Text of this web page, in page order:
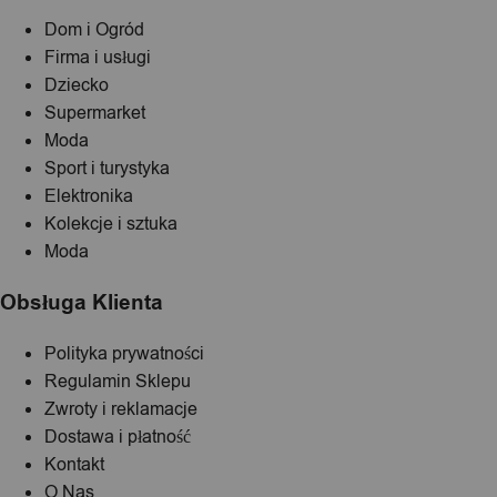
Dom i Ogród
Firma i usługi
Dziecko
Supermarket
Moda
Sport i turystyka
Elektronika
Kolekcje i sztuka
Moda
Obsługa Klienta
Polityka prywatności
Regulamin Sklepu
Zwroty i reklamacje
Dostawa i płatność
Kontakt
O Nas